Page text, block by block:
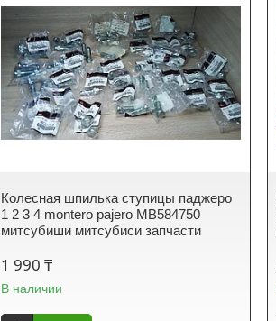
Колесная шпилька ступицы паджеро
1 2 3 4 montero pajero MB584750
митсубиши митсубиси запчасти
1 990 ₸
В наличии